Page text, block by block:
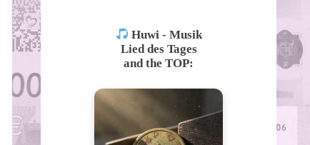
Huwi - Musik
Lied des Tages
and the TOP: